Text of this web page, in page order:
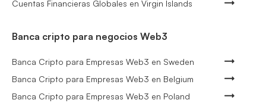
Cuentas Financieras Globales en Virgin Islands
Banca cripto para negocios Web3
Banca Cripto para Empresas Web3 en Sweden
Banca Cripto para Empresas Web3 en Belgium
Banca Cripto para Empresas Web3 en Poland